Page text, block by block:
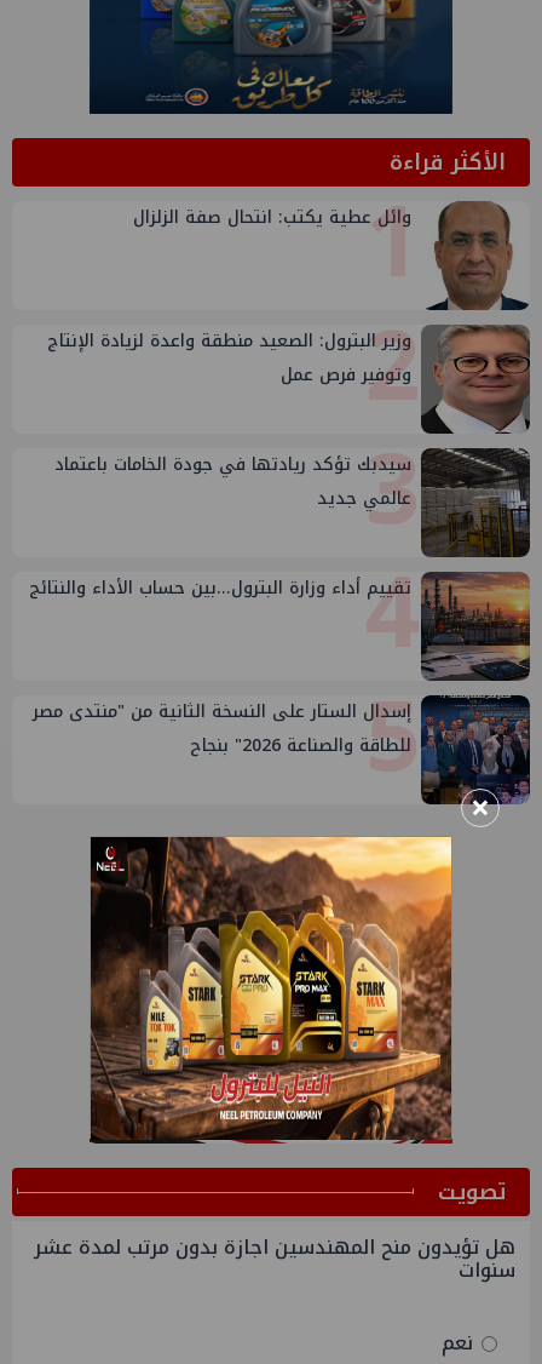
الأكثر قراءة1
وائل عطية يكتب: انتحال صفة الزلزال
2
وزير البترول: الصعيد منطقة واعدة لزيادة الإنتاج
وتوفير فرص عمل
3
سيدبك تؤكد ريادتها في جودة الخامات باعتماد
عالمي جديد
4
تقييم أداء وزارة البترول...بين حساب الأداء والنتائج
5
إسدال الستار على النسخة الثانية من "منتدى مصر
للطاقة والصناعة 2026" بنجاح
ﺗﺼﻮﻳﺖ
هل تؤيدون منح المهندسين اجازة بدون مرتب لمدة عشر
سنوات
نعم
×